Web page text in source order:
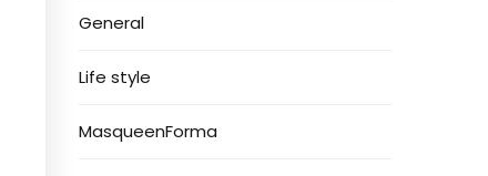
General
Life style
MasqueenForma